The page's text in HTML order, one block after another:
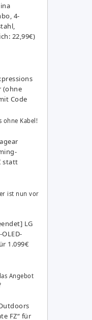
4-
22,99€)
(ohne
Code
ohne Kabel!
statt
ist nun vor
LG
1.099€
Angebot
FZ“ für